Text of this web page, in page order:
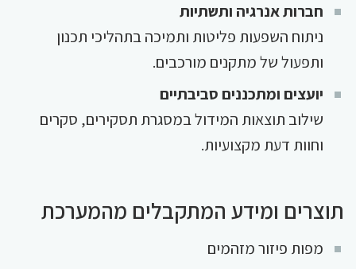
חברות אנרגיה ותשתיות
ניתוח השפעות פליטות ותמיכה בתהליכי תכנון
ותפעול של מתקנים מורכבים.
יועצים ומתכננים סביבתיים
שילוב תוצאות המידול במסגרת תסקירים, סקרים
וחוות דעת מקצועיות.
תוצרים ומידע המתקבלים מהמערכת
מפות פיזור מזהמים